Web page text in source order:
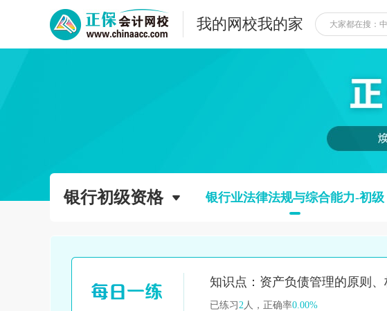
我的网校我的家
银行初级资格 银行业法律法规与综合能力-初级
已练习 2 人，正确率0.00%